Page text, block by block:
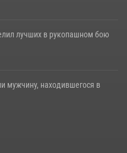
лучших в рукопашном бою
мужчину, находившегося в